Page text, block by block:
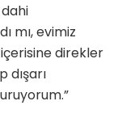
mı, evimiz
direkler
dışarı